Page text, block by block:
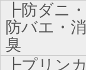
┣防ダニ・
防バエ・消
臭
┣プリンカ